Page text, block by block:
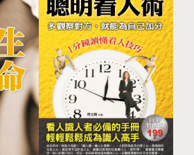
仍不斷的遽增。 根據哈佛與耶魯
出，這些導因於煩惱、壓力……的
的「負面心念」；而這些負面心
裝了錄音機般的，不斷對自我暗
黑暗自毀的不歸路。
開過去的醫學撰述，改由心靈層面
望藉由本書，讓「已生病」的人
」的人自行種下「正面心念」的